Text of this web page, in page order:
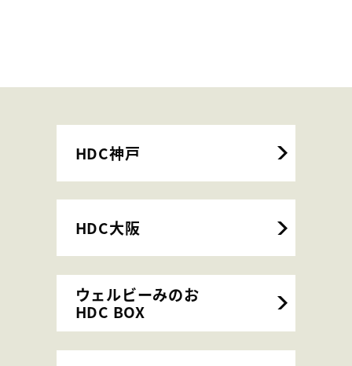
HDC神戸
HDC大阪
ウェルビーみのお
HDC BOX